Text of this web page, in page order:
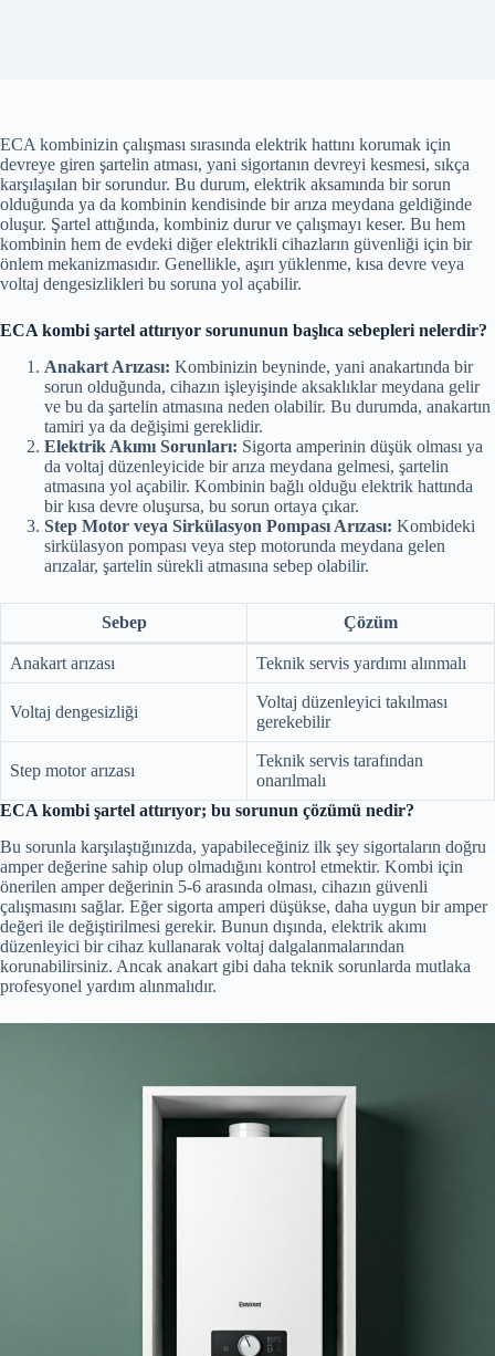
ECA kombinizin çalışması sırasında elektrik hattını korumak için
devreye giren şartelin atması, yani sigortanın devreyi kesmesi, sıkça
karşılaşılan bir sorundur. Bu durum, elektrik aksamında bir sorun
olduğunda ya da kombinin kendisinde bir arıza meydana geldiğinde
oluşur. Şartel attığında, kombiniz durur ve çalışmayı keser. Bu hem
kombinin hem de evdeki diğer elektrikli cihazların güvenliği için bir
önlem mekanizmasıdır. Genellikle, aşırı yüklenme, kısa devre veya
voltaj dengesizlikleri bu soruna yol açabilir.
ECA kombi şartel attırıyor sorununun başlıca sebepleri nelerdir?
Anakart Arızası: Kombinizin beyninde, yani anakartında bir
sorun olduğunda, cihazın işleyişinde aksaklıklar meydana gelir
ve bu da şartelin atmasına neden olabilir. Bu durumda, anakartın
tamiri ya da değişimi gereklidir.
Elektrik Akımı Sorunları: Sigorta amperinin düşük olması ya
da voltaj düzenleyicide bir arıza meydana gelmesi, şartelin
atmasına yol açabilir. Kombinin bağlı olduğu elektrik hattında
bir kısa devre oluşursa, bu sorun ortaya çıkar.
Step Motor veya Sirkülasyon Pompası Arızası: Kombideki
sirkülasyon pompası veya step motorunda meydana gelen
arızalar, şartelin sürekli atmasına sebep olabilir.
Sebep Çözüm
Anakart arızası Teknik servis yardımı alınmalı
Voltaj dengesizliği
Voltaj düzenleyici takılması
gerekebilir
Step motor arızası
Teknik servis tarafından
onarılmalı
ECA kombi şartel attırıyor; bu sorunun çözümü nedir?
Bu sorunla karşılaştığınızda, yapabileceğiniz ilk şey sigortaların doğru
amper değerine sahip olup olmadığını kontrol etmektir. Kombi için
önerilen amper değerinin 5-6 arasında olması, cihazın güvenli
çalışmasını sağlar. Eğer sigorta amperi düşükse, daha uygun bir amper
değeri ile değiştirilmesi gerekir. Bunun dışında, elektrik akımı
düzenleyici bir cihaz kullanarak voltaj dalgalanmalarından
korunabilirsiniz. Ancak anakart gibi daha teknik sorunlarda mutlaka
profesyonel yardım alınmalıdır.